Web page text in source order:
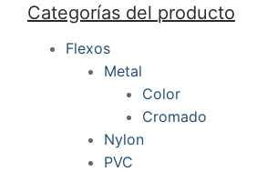
Categorías del producto
Flexos
Metal
Color
Cromado
Nylon
PVC